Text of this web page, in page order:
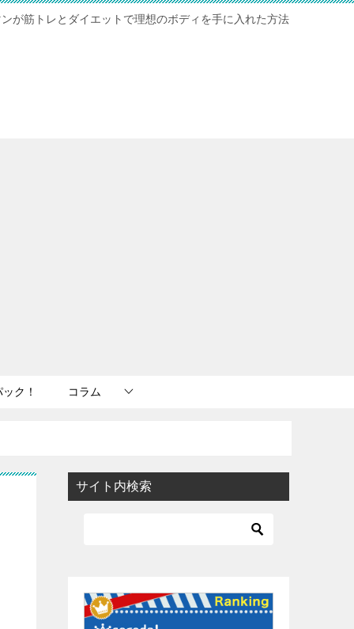
が筋トレとダイエットで理想のボディを手に入れた方法
ク！ コラム
サイト内検索